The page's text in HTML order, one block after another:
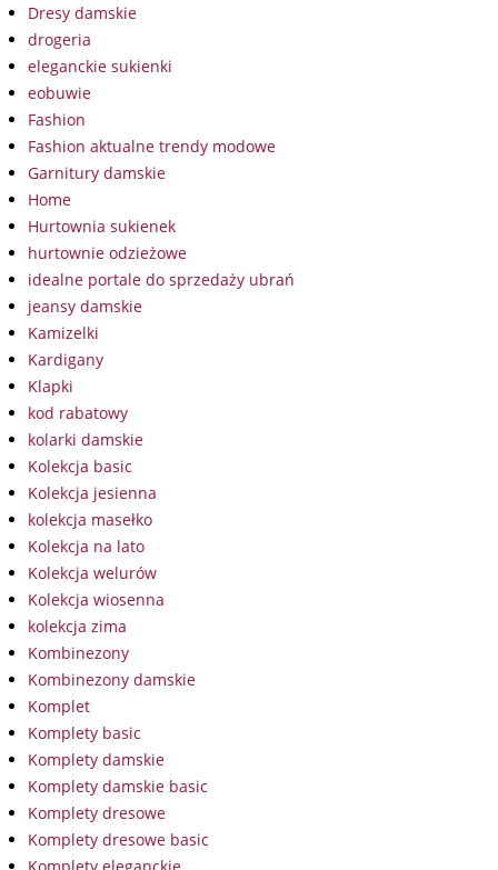
Dresy damskie
drogeria
eleganckie sukienki
eobuwie
Fashion
Fashion aktualne trendy modowe
Garnitury damskie
Home
Hurtownia sukienek
hurtownie odzieżowe
idealne portale do sprzedaży ubrań
jeansy damskie
Kamizelki
Kardigany
Klapki
kod rabatowy
kolarki damskie
Kolekcja basic
Kolekcja jesienna
kolekcja masełko
Kolekcja na lato
Kolekcja welurów
Kolekcja wiosenna
kolekcja zima
Kombinezony
Kombinezony damskie
Komplet
Komplety basic
Komplety damskie
Komplety damskie basic
Komplety dresowe
Komplety dresowe basic